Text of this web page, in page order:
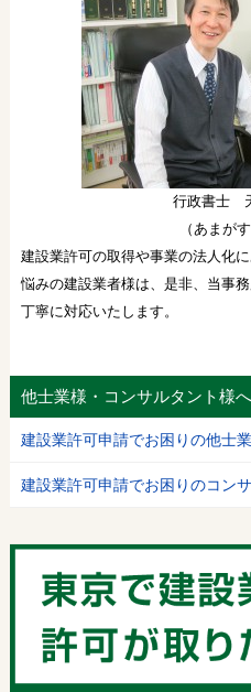
行政書士
（あまが
建設業許可の取得や事業の法人化
悩みの建設業者様は、是非、当事
丁寧に対応いたします。
他士業様・コンサルタント様へ
建設業許可申請でお困りの他士
建設業許可申請でお困りのコン